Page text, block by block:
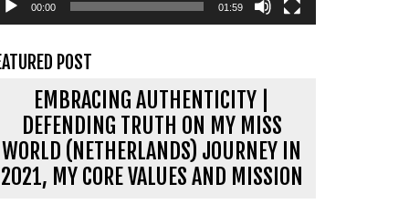
00:00 01:59
POST
EMBRACING AUTHENTICITY |
DEFENDING TRUTH ON MY MISS
WORLD (NETHERLANDS) JOURNEY IN
2021, MY CORE VALUES AND MISSION